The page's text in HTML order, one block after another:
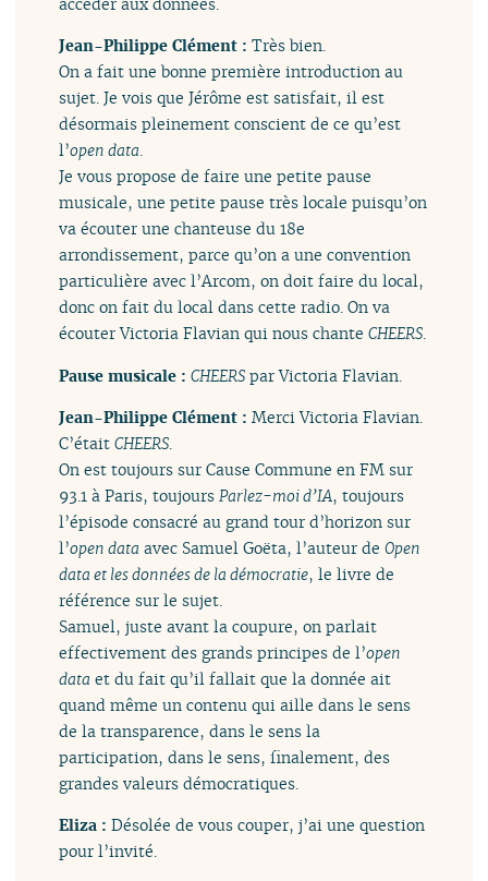
Jean-Philippe Clément :Très bien.
On a fait une bonne première introduction au
sujet. Je vois que Jérôme est satisfait, il est
désormais pleinement conscient de ce qu’est
l’open data.
Je vous propose de faire une petite pause
musicale, une petite pause très locale puisqu’on
va écouter une chanteuse du 18e
arrondissement, parce qu’on a une convention
particulière avec l’Arcom, on doit faire du local,
donc on fait du local dans cette radio. On va
écouter Victoria Flavian qui nous chanteCHEERS.
Pause musicale :CHEERS par Victoria Flavian.
Jean-Philippe Clément :Merci Victoria Flavian.
C’étaitCHEERS.
On est toujours sur Cause Commune en FM sur
93.1 à Paris, toujoursParlez-moi d’IA, toujours
l’épisode consacré au grand tour d’horizon sur
l’open data avec Samuel Goëta, l’auteur deOpen
data et les données de la démocratie, le livre de
référence sur le sujet.
Samuel, juste avant la coupure, on parlait
effectivement des grands principes de l’open
data et du fait qu’il fallait que la donnée ait
quand même un contenu qui aille dans le sens
de la transparence, dans le sens la
participation, dans le sens, finalement, des
grandes valeurs démocratiques.
Eliza :Désolée de vous couper, j’ai une question
pour l’invité.